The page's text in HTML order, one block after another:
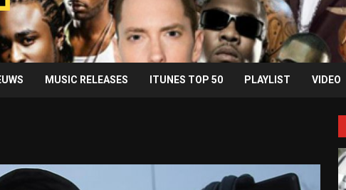
MUSIC RELEASES ITUNES TOP 50 PLAYLIST VIDEO